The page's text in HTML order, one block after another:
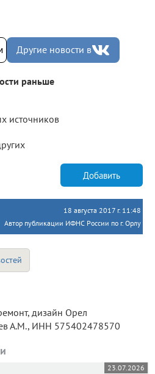
Другие новости в
раньше
источников
Добавить
18 августа 2017 г. 11:48
Автор публикации ИФНС России по г. Орлу
А.М., ИНН 575402478570
23.07.2026